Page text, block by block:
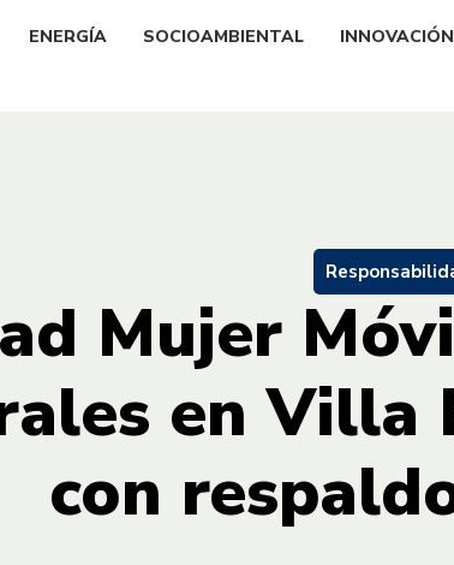
ENERGÍA SOCIOAMBIENTAL INNOVACIÓN
Mujer
en Villa
con